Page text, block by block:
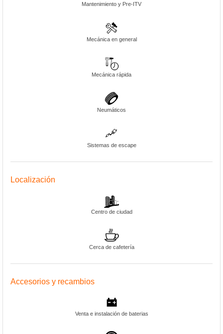
Mantenimiento y Pre-ITV
Mecánica en general
Mecánica rápida
Neumáticos
Sistemas de escape
Localización
Centro de ciudad
Cerca de cafetería
Accesorios y recambios
Venta e instalación de baterias